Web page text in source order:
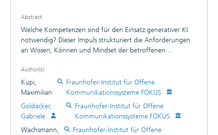
Abstract
Welche Kompetenzen sind für den Einsatz generativer KI
notwendig? Dieser Impuls strukturiert die Anforderungen
an Wissen, Können und Mindset der betroffenen
bietet schnelle Orientierung, unterstützt die Erstellung von
Kompetenzprofilen und hilft, die Einführung generativer KI
und den entsprechenden Kompetenzaufbau zusammen zu
denken.
Author(s)
Kupi,
Maximilian
Fraunhofer-Institut für Offene
Kommunikationssysteme FOKUS
Goldacker,
Gabriele
Fraunhofer-Institut für Offene
Kommunikationssysteme FOKUS
Wachsmann,
Fraunhofer-Institut für Offene